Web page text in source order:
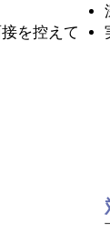
を控えて